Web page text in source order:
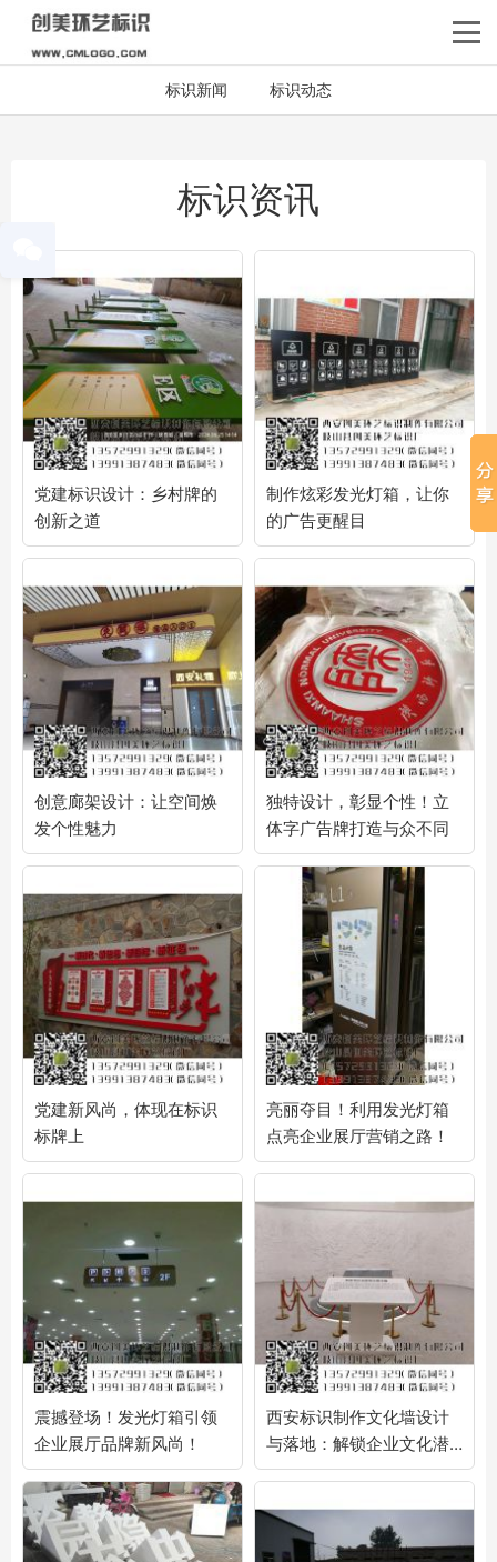
标识新闻 标识动态
标识资讯
党建标识设计：乡村牌的
创新之道
制作炫彩发光灯箱，让你
的广告更醒目
创意廊架设计：让空间焕
发个性魅力
独特设计，彰显个性！立
体字广告牌打造与众不同
党建新风尚，体现在标识
标牌上
亮丽夺目！利用发光灯箱
点亮企业展厅营销之路！
震撼登场！发光灯箱引领
企业展厅品牌新风尚！
西安标识制作文化墙设计
与落地：解锁企业文化潜
力